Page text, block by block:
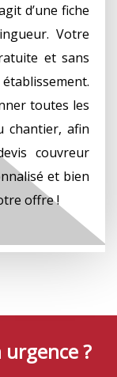
d’une fiche
Votre
et sans
toutes les
chantier, afin
couvreur
et bien
offre !
?